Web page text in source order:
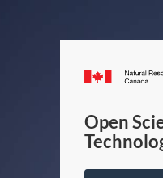
Open